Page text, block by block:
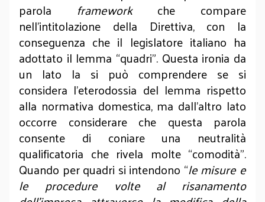
parola frameworkche compare
nell’intitolazione della Direttiva, con la
conseguenza che il legislatore italiano ha
adottato il lemma “quadri”. Questa ironia da
un lato la si può comprendere se si
considera l’eterodossia del lemma rispetto
alla normativa domestica, ma dall’altro lato
occorre considerare che questa parola
consente di coniare una neutralità
qualificatoria che rivela molte “comodità”.
Quando per quadri si intendono “le misure e
le procedure volte al risanamento